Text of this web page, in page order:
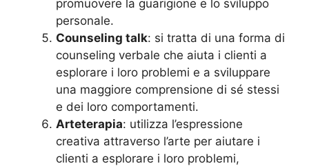
promuovere la guarigione e lo sviluppo
personale.
Counseling talk: si tratta di una forma di
counseling verbale che aiuta i clienti a
esplorare i loro problemi e a sviluppare
una maggiore comprensione di sé stessi
e dei loro comportamenti.
Arteterapia: utilizza l’espressione
creativa attraverso l’arte per aiutare i
clienti a esplorare i loro problemi,